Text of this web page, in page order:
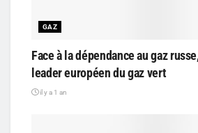
GAZ
Face à la dépendance au gaz
leader européen du gaz vert
il y a 1 an